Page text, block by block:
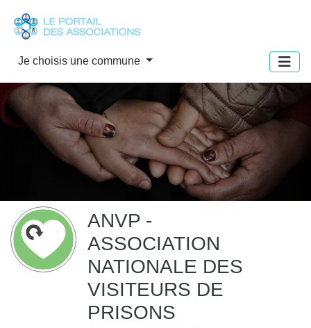
Je choisis une commune
ANVP -
ASSOCIATION
NATIONALE DES
VISITEURS DE
PRISONS